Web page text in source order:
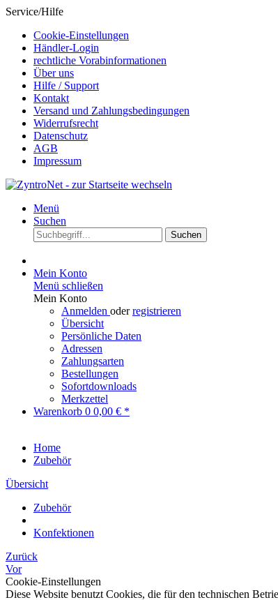
Service/Hilfe
Cookie-Einstellungen
Händler-Login
rechtliche Vorabinformationen
Über uns
Hilfe / Support
Kontakt
Versand und Zahlungsbedingungen
Widerrufsrecht
Datenschutz
AGB
Impressum
Menü
Suchen
Suchen
Mein Konto
Menü schließen
Mein Konto
Anmelden oderregistrieren
Übersicht
Persönliche Daten
Adressen
Zahlungsarten
Bestellungen
Sofortdownloads
Merkzettel
Warenkorb 0 0,00 € *
Home
Zubehör
Übersicht
Zubehör
Konfektionen
Zurück
Vor
Cookie-Einstellungen
Diese Website benutzt Cookies, die für den technischen